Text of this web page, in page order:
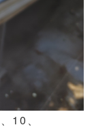
、 10 、